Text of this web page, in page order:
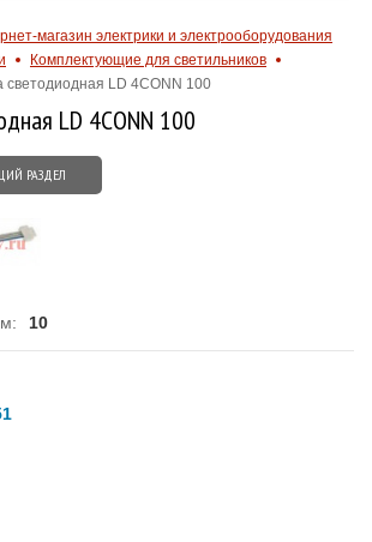
магазин электрики и электрооборудования
Комплектующие для светильников
светодиодная LD 4CONN 100
LD 4CONN 100
РАЗДЕЛ
: 10